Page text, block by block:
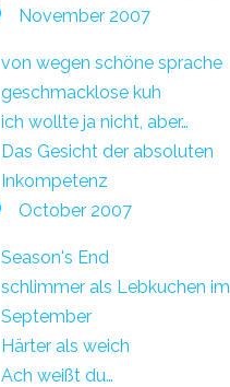
November 2007
von wegen schöne sprache
geschmacklose kuh
ich wollte ja nicht, aber…
Das Gesicht der absoluten
Inkompetenz
October 2007
Season's End
schlimmer als Lebkuchen im
September
Härter als weich
Ach weißt du…